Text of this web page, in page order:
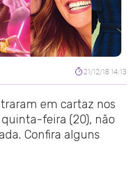
21/12/18 14:13
em cartaz nos
feira (20), não
Confira alguns